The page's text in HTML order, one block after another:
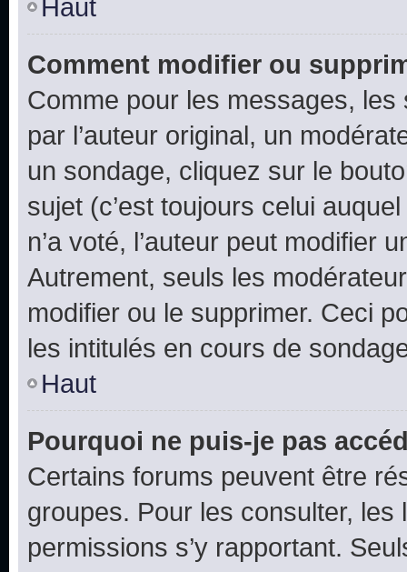
Haut
Comment modifier ou
Comme pour les messages,
par l’auteur original, un
un sondage, cliquez sur le
sujet (c’est toujours celui
n’a voté, l’auteur peut modifier
Autrement, seuls les
modifier ou le supprimer. Ceci
les intitulés en cours de
Haut
Pourquoi ne puis-je pas
Certains forums peuvent être
groupes. Pour les consulter,
permissions s’y rapportant.